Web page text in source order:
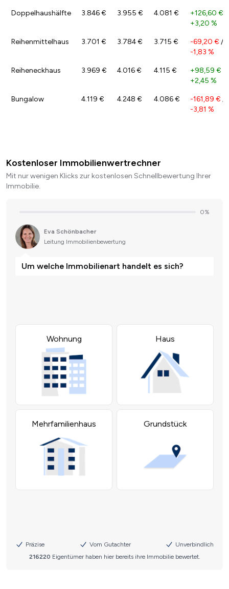
Doppelhaushälfte 3.846 € 3.955 € 4.081 € +126,60 €
+3,20 %
Reihenmittelhaus 3.701 € 3.784 € 3.715 € -69,20 € /
-1,83 %
Reiheneckhaus 3.969 € 4.016 € 4.115 € +98,59 €
+2,45 %
Bungalow 4.119 € 4.248 € 4.086 € -161,89 € /
-3,81 %
Kostenloser Immobilienwertrechner
Mit nur wenigen Klicks zur kostenlosen Schnellbewertung Ihrer
Immobilie.